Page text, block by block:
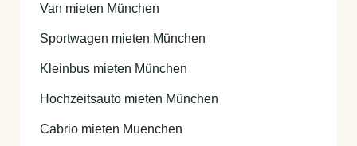
Van mieten München
Sportwagen mieten München
Kleinbus mieten München
Hochzeitsauto mieten München
Cabrio mieten Muenchen